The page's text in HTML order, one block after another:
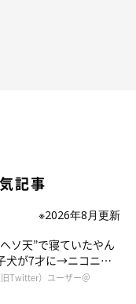
記事
※2026年8月更新
ソ天”で寝ていたやん
犬が7才に→ニコニ
ル”が魅力のコに成
Twitter）ユーザー＠